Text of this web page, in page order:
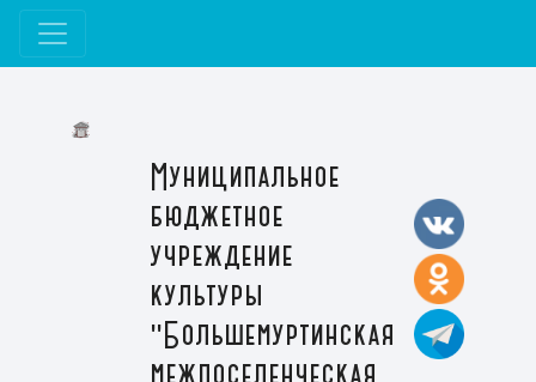
Муниципальное
бюджетное
учреждение
культуры
"Большемуртинская